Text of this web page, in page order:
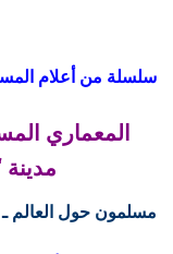
سلسلة من أعلام
المعماري
مدينة
مسلمون حول العالم